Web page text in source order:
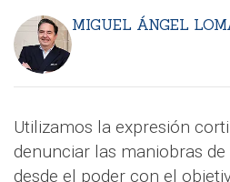
MIGUEL ÁNGEL
Utilizamos la expresión
denunciar las maniobras
desde el poder con el